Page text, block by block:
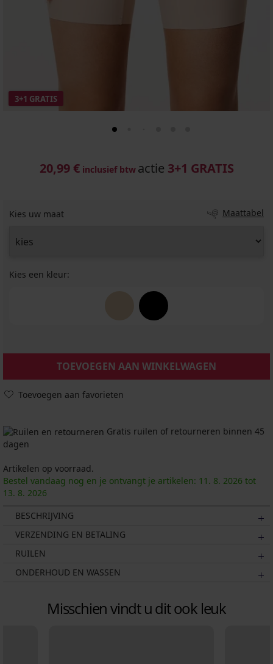
3+1 GRATIS
20,99 € inclusief btw actie 3+1 GRATIS
Kies uw maat Maattabel
Kies een kleur:
TOEVOEGEN AAN WINKELWAGEN
Toevoegen aan favorieten
Gratis ruilen of retourneren binnen 45
dagen
Artikelen op voorraad.
Bestel vandaag nog en je ontvangt je artikelen: 11. 8. 2026 tot
13. 8. 2026
BESCHRIJVING
VERZENDING EN BETALING
RUILEN
ONDERHOUD EN WASSEN
Misschien vindt u dit ook leuk